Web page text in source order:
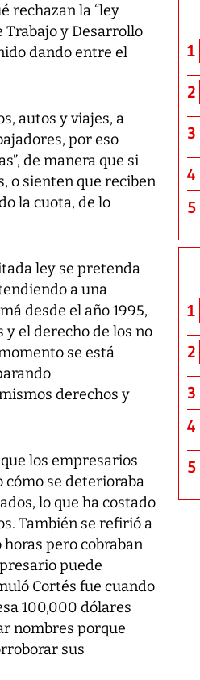
rechazan la “ley
Trabajo y Desarrollo
dando entre el
autos y viajes, a
por eso
de manera que si
o sienten que reciben
la cuota, de lo
ley se pretenda
a una
desde el año 1995,
y el derecho de los no
se está
derechos y
los empresarios
cómo se deterioraba
lo que ha costado
También se refirió a
pero cobraban
puede
Cortés fue cuando
100,000 dólares
nombres porque
sus
1
2
3
4
5
1
2
3
4
5